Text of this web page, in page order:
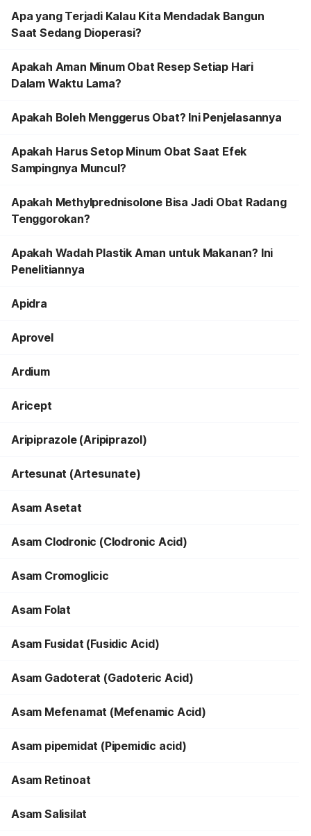
Apa yang Terjadi Kalau Kita Mendadak Bangun
Saat Sedang Dioperasi?
Apakah Aman Minum Obat Resep Setiap Hari
Dalam Waktu Lama?
Apakah Boleh Menggerus Obat? Ini Penjelasannya
Apakah Harus Setop Minum Obat Saat Efek
Sampingnya Muncul?
Apakah Methylprednisolone Bisa Jadi Obat Radang
Tenggorokan?
Apakah Wadah Plastik Aman untuk Makanan? Ini
Penelitiannya
Apidra
Aprovel
Ardium
Aricept
Aripiprazole (Aripiprazol)
Artesunat (Artesunate)
Asam Asetat
Asam Clodronic (Clodronic Acid)
Asam Cromoglicic
Asam Folat
Asam Fusidat (Fusidic Acid)
Asam Gadoterat (Gadoteric Acid)
Asam Mefenamat (Mefenamic Acid)
Asam pipemidat (Pipemidic acid)
Asam Retinoat
Asam Salisilat